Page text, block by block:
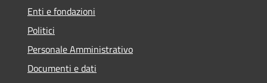
Enti e fondazioni
Politici
Personale Amministrativo
Documenti e dati